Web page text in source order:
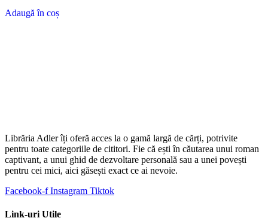
Adaugă în coș
Librăria Adler îți oferă acces la o gamă largă de cărți, potrivite
pentru toate categoriile de cititori. Fie că ești în căutarea unui roman
captivant, a unui ghid de dezvoltare personală sau a unei povești
pentru cei mici, aici găsești exact ce ai nevoie.
Facebook-f Instagram Tiktok
Link-uri Utile